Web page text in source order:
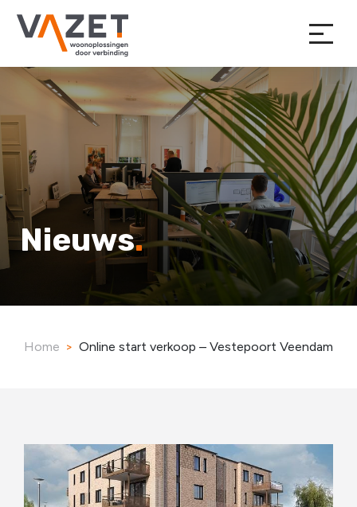
Nieuws
Home > Online start verkoop – Vestepoort Veendam